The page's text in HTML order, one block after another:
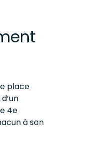
place
4e
à son